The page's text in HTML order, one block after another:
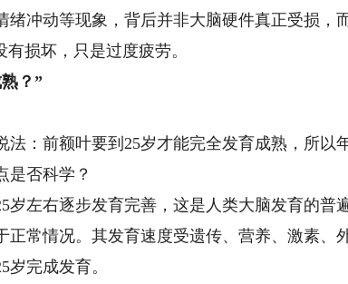
冲动等现象，背后并非大脑硬件真正受损，
损坏，只是过度疲劳。
？”
：前额叶要到25岁才能完全发育成熟，所以
是否科学？
左右逐步发育完善，这是人类大脑发育的普
正常情况。其发育速度受遗传、营养、激素、
岁完成发育。